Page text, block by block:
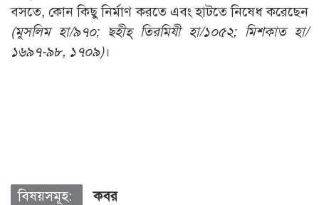
বসতে, কোন কিছু নির্মাণ করতে এবং হাটতে নিষেধ করেছেন
(মুসলিম হা/৯৭০; ছহীহ্ তিরমিযী হা/১০৫২; মিশকাত হা/
১৬৯৭-৯৮, ১৭০৯)।
বিষয়সমূহ: কবর